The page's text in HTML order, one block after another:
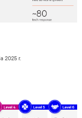
2025 r.